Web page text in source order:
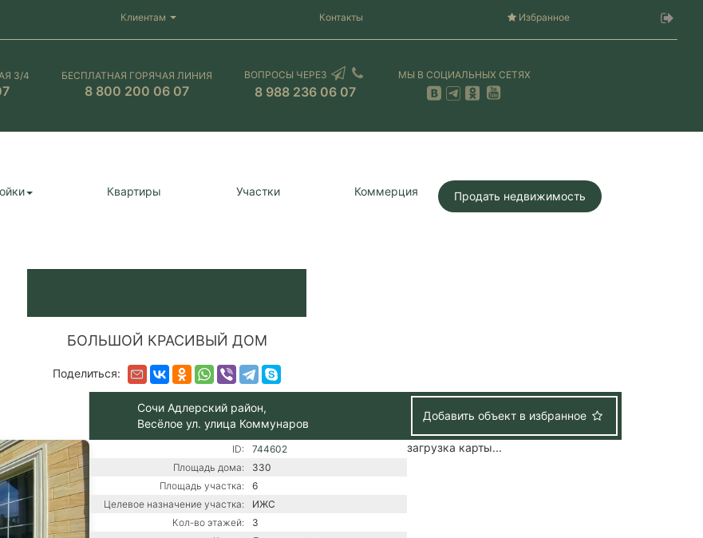
Клиентам Контакты Избранное
3/4 БЕСПЛАТНАЯ ГОРЯЧАЯ ЛИНИЯ
8 800 200 06 07
ВОПРОСЫ ЧЕРЕЗ
8 988 236 06 07
МЫ В СОЦИАЛЬНЫХ СЕТЯХ
Квартиры Участки Коммерция Продать недвижимость
БОЛЬШОЙ КРАСИВЫЙ ДОМ
Поделиться:
Сочи Адлерский район,
Весёлое ул. улица Коммунаров
Добавить объект в избранное
ID:
744602
Площадь дома:
330
Площадь участка:
6
Целевое назначение участка:
ИЖС
Кол-во этажей:
3
загрузка карты...